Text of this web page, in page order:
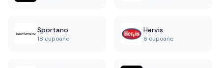
Sportano
18 cupoane
Hervis
6 cupoane